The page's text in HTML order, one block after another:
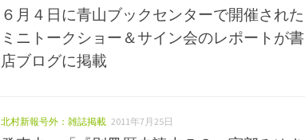
６月４日に青山ブックセンターで開催された
ミニトークショー＆サイン会のレポートが書
店ブログに掲載
北村新報号外：雑誌掲載 2011年7月25日